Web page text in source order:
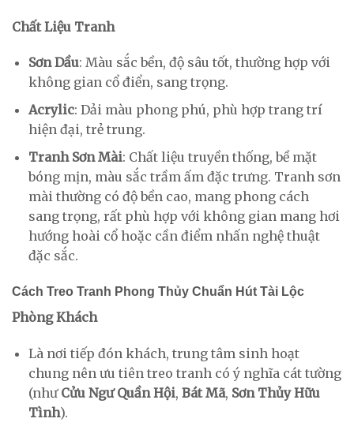
Chất Liệu Tranh
Sơn Dầu: Màu sắc bền, độ sâu tốt, thường hợp với
không gian cổ điển, sang trọng.
Acrylic: Dải màu phong phú, phù hợp trang trí
hiện đại, trẻ trung.
Tranh Sơn Mài: Chất liệu truyền thống, bề mặt
bóng mịn, màu sắc trầm ấm đặc trưng. Tranh sơn
mài thường có độ bền cao, mang phong cách
sang trọng, rất phù hợp với không gian mang hơi
hướng hoài cổ hoặc cần điểm nhấn nghệ thuật
đặc sắc.
Cách Treo Tranh Phong Thủy Chuẩn Hút Tài Lộc
Phòng Khách
Là nơi tiếp đón khách, trung tâm sinh hoạt
chung nên ưu tiên treo tranh có ý nghĩa cát tường
(như Cửu Ngư Quần Hội, Bát Mã, Sơn Thủy Hữu
Tình).